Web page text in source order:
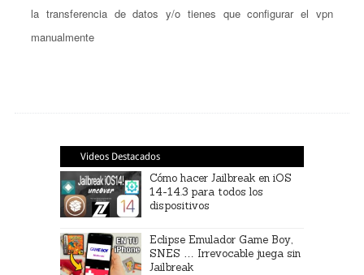
la transferencia de datos y/o tienes que configurar el vpn
manualmente
Videos Destacados
Cómo hacer Jailbreak en iOS
14-14.3 para todos los
dispositivos
Eclipse Emulador Game Boy,
SNES … Irrevocable juega sin
Jailbreak